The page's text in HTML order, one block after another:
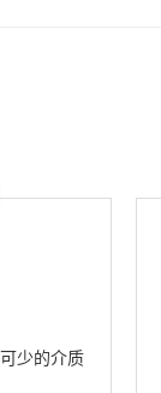
少的介质